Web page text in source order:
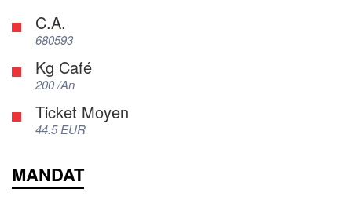
C.A.
680593
Kg Café
200 /An
Ticket Moyen
44.5 EUR
MANDAT